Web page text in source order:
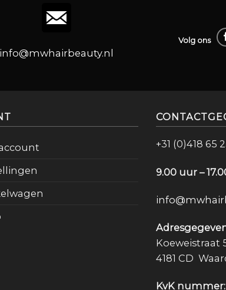
info@mwhairbeauty.nl
Volg ons
+31 (0)418 65
9.00 uur –
Koeweistraat
4181 CD
KvK nummer: